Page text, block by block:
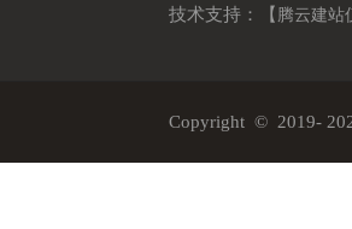
技术支持：【 腾云建站
Copyright © 2019-